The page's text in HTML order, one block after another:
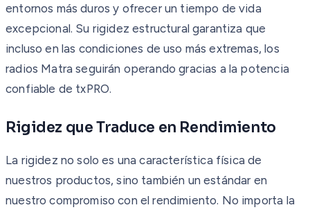
entornos más duros y ofrecer un tiempo de vida
excepcional. Su rigidez estructural garantiza que
incluso en las condiciones de uso más extremas, los
radios Matra seguirán operando gracias a la potencia
confiable de txPRO.
Rigidez que Traduce en Rendimiento
La rigidez no solo es una característica física de
nuestros productos, sino también un estándar en
nuestro compromiso con el rendimiento. No importa la